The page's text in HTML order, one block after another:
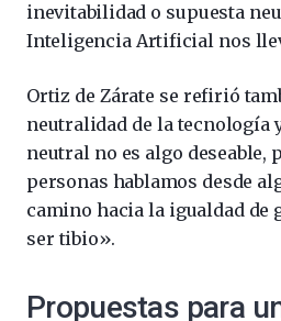
inevitabilidad o supuesta
Inteligencia Artificial nos
Ortiz de Zárate se refirió
neutralidad de la tecnología
neutral no es algo deseable,
personas hablamos desde
camino hacia la igualdad de
ser tibio».
Propuestas para